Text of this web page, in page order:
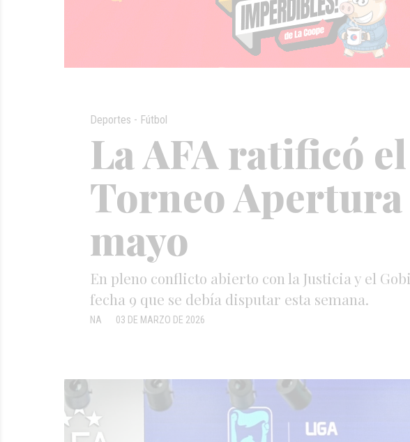
La AFA ratificó
Torneo Apertura
mayo
En pleno conflicto abierto con la Justicia y el
fecha 9 que se debía disputar esta semana.
Deportes - Fútbol
03 DE MARZO DE 2026
NA